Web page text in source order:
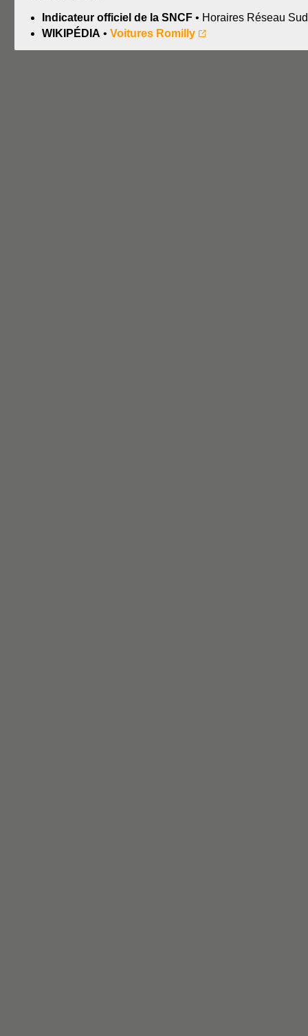
Indicateur officiel de la SNCF • Horaires Réseau
WIKIPÉDIA • Voitures Romilly